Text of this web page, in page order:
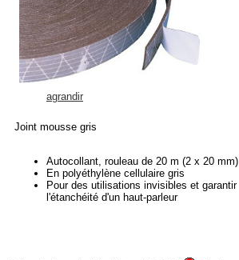
agrandir
Joint mousse gris
Autocollant, rouleau de 20 m (2 x 20 mm)
En polyéthylène cellulaire gris
Pour des utilisations invisibles et garantir
l'étanchéité d'un haut-parleur